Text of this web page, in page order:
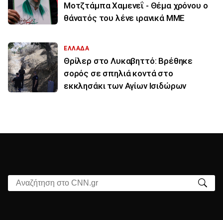
Μοτζτάμπα Χαμενεΐ - Θέμα χρόνου ο
θάνατός του λένε ιρανικά ΜΜΕ
ΕΛΛΑΔΑ
Θρίλερ στο Λυκαβηττό: Βρέθηκε
σορός σε σπηλιά κοντά στο
εκκλησάκι των Αγίων Ισιδώρων
Αναζήτηση στο CNN.gr